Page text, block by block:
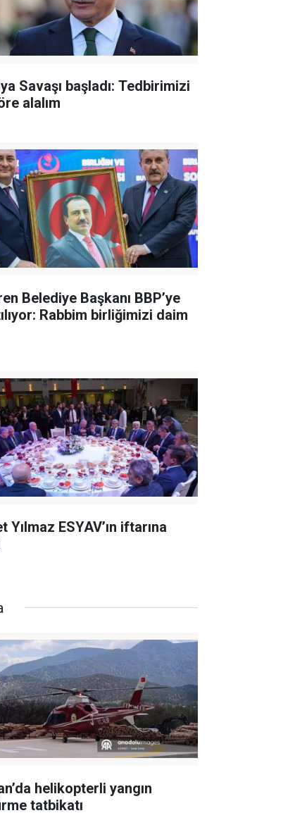
Savaşı başladı: Tedbirimizi
alalım
Belediye Başkanı BBP’ye
Rabbim birliğimizi daim
Yılmaz ESYAV’ın iftarına
helikopterli yangın
tatbikatı